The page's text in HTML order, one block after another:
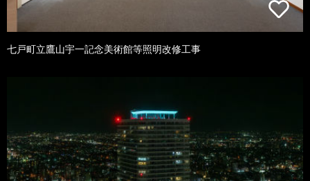
七戸町立鷹山宇一記念美術館等照明改修工事